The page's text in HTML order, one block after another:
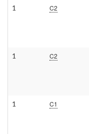
1 C2
1 C2
1 C1